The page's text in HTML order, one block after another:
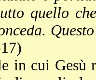
quello
in cui Gesù